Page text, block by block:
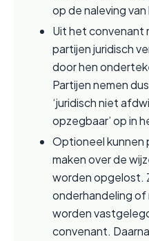
op de naleving
Uit het convenant
partijen juridisch
door hen
Partijen nemen
‘juridisch niet
opzegbaar’ op in
Optioneel kunnen
maken over de
worden opgelost.
onderhandeling of
worden
convenant.